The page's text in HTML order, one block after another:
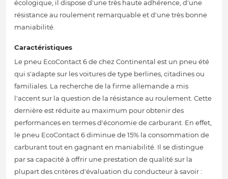
écologique, il dispose d'une très haute adhérence, d'une
résistance au roulement remarquable et d'une très bonne
maniabilité.
Caractéristiques
Le pneu EcoContact 6 de chez Continental est un pneu été
qui s'adapte sur les voitures de type berlines, citadines ou
familiales. La recherche de la firme allemande a mis
l'accent sur la question de la résistance au roulement. Cette
dernière est réduite au maximum pour obtenir des
performances en termes d'économie de carburant. En effet,
le pneu EcoContact 6 diminue de 15% la consommation de
carburant tout en gagnant en maniabilité. Il se distingue
par sa capacité à offrir une prestation de qualité sur la
plupart des critères d'évaluation du conducteur à savoir :